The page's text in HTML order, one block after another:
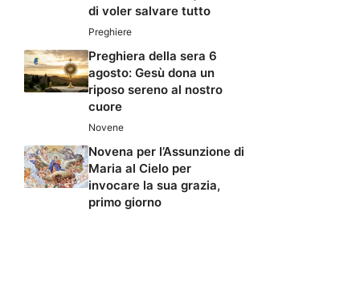
di voler salvare tutto
Preghiere
Preghiera della sera 6
agosto: Gesù dona un
riposo sereno al nostro
cuore
Novene
Novena per l’Assunzione di
Maria al Cielo per
invocare la sua grazia,
primo giorno